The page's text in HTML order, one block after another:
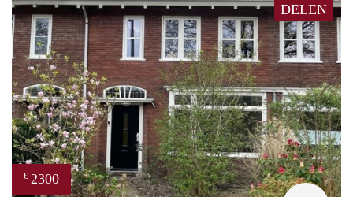
DELEN
€ 2300
Blinq